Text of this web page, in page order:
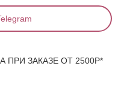
ПРИ ЗАКАЗЕ ОТ 2500Р*